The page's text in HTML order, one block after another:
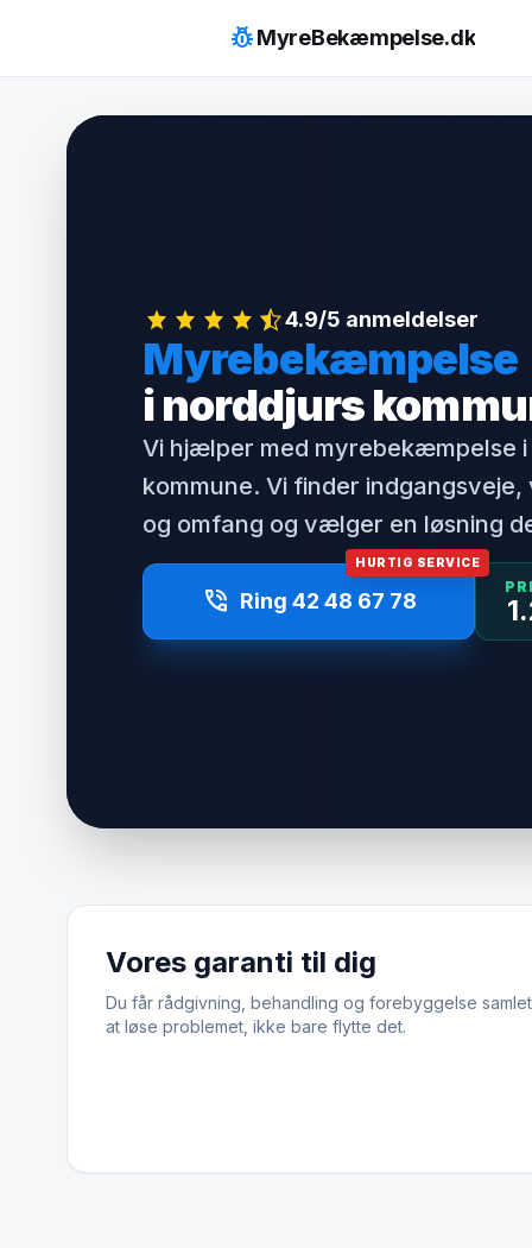
indhold
pest_controlMyreBekæmpelse.dk
4.9/5 anmeldelser
Myrebekæmpelse
i norddjurs
Vi hjælper med myrebekæmpelse i
kommune. Vi finder
og omfang og vælger en løsning
HURTIG SERVICE
phone_in_talk Ring 42 48 67 78
Vores garanti til dig
Du får rådgivning, behandling og forebyggelse
at løse problemet, ikke bare flytte det.